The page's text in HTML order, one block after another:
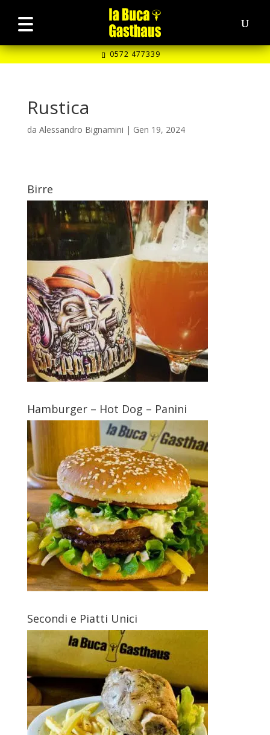
0572 477339
Rustica
da Alessandro Bignamini | Gen 19, 2024
Birre
Hamburger – Hot Dog – Panini
Secondi e Piatti Unici